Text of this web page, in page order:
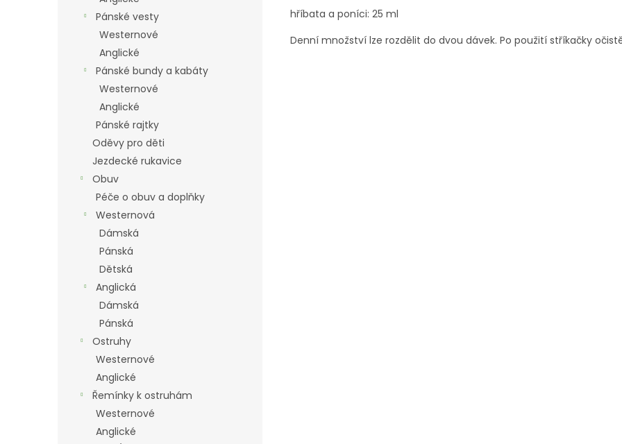
Pánské vesty
Westernové
Anglické
Pánské bundy a kabáty
Westernové
Anglické
Pánské rajtky
Oděvy pro děti
Jezdecké rukavice
Obuv
Péče o obuv a doplňky
Westernová
Dámská
Pánská
Dětská
Anglická
Dámská
Pánská
Ostruhy
Westernové
Anglické
Řemínky k ostruhám
Westernové
Anglické
hříbata a poníci: 25 ml
Denní množství lze rozdělit do dvou dávek. Po použití stříkačky